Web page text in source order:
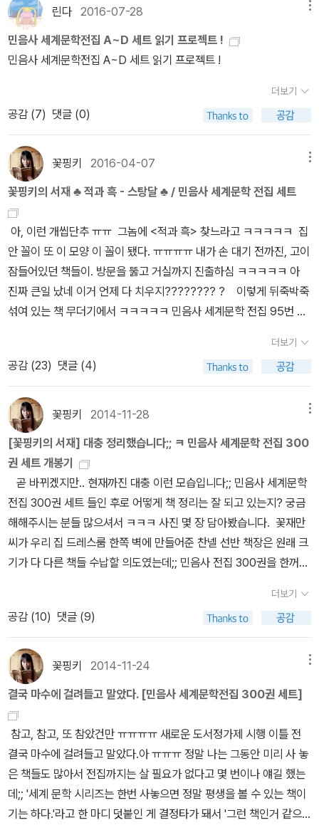
그런데 하앜 ㅠㅠ 이놈에 <참을 수 없는 존재의 가벼움>을 아무리 찾
아봐도 못 찾겠는 거시다. ㅠㅠ 그래서 나는 또 온 집안을 뒤집어엎으
며 <참을 수 없는 존재의 가벼움>을 찾으러 다녔고! 다행히 꽂아 놓
기를, 번호 순서대로 해두었기에 책 번호가 몇 번인지만 알면 되는
데.. 앜! 또 인터넷을 켜서, 알라딘에 들어가서, 밀란 쿤데라를 입력하
고, 참을 수 없는 존재의 가벼움을 쳐서, 책 번호가 몇 번인지 보려니
며칠을 좀 있다 찾아야지, 내일 찾아야지, 모레는 꼭 찾아야지. 하다가
드디어 찾았다~!! 야호! △ 사진 : 꽃핑키의 서재, 거실 책장 풍경.jpg
<참을 수 없는 존재의 가벼움>은 서재 말고 거실 책장에 있었던 것이
다!! 큭큭. 그런데 미치겠다 ㅋㅋㅋㅋㅋㅋㅋㅋㅋㅋ 또 문제가 생겨버
렸다. 참을 수 없는 존재의 가벼움은 민음사 세계문학전집 234번
그러니까 거실 책장 맨 꼭대기층 첫 번째 칸에 자리 잡고 있는 거
다. △ 사진 : 꽃핑키의 서재, 거실 책장 꼭대기층 확대.jpg 하아. 그러
니까 <참을 수 없는 존재의 가벼움>을 꺼내려면 의자를 책장 아래에
끌어다 놓고, 자빠지지 않게 조심하며 위태위태 의자위로 올라가서,
없는 존재의 가벼움> 책등을 신중하게 자알~ 걸어서, 책을 뽑아야 하
는데.. 앜! 그 과정이 어찌나 귀찮은지 ㅋㅋㅋㅋㅋㅋㅋㅋㅋㅋ ㅋㅋ
ㅋ (사진 찍고 포스팅할 시간에 ㅋㅋㅋㅋㅋㅋㅋ 얼른 꺼내겠닼ㅋㅋㅋ
ㅋ ㅋㅋ ) 킄ㄱ킄큭큭큭큭 ㅋㅋㅋㅋ ㅋㅋㅋㅋㅋㅋㅋㅋㅋㅋㅋㅋㅋㅋ
ㅋㅋ 내가 생각해도 내가 좀 미친것 같아 미치겠다. ㅋㅋㅋㅋㅋㅋㅋ
ㅋㅋㅋㅋㅋㅋㅋㅋㅋㅋㅋㅋㅋ 아무튼 그래서, 밀란 쿤데라의 참을 수
없는 존재의 가벼움은 아직도 여전히 우리집 거실 책장 맨 꼭대기층
에 그대로 있고 나는 참을 수 없는 존재의 가벼움만 생각하면 속이 울
렁울렁 토.가 나올 것만 같으다. (그도 그럴 것이 이 글을 쓰는 동안,
도대체 참을 수 없는 존재의 가벼움이란 말을 도대체 몇 번이나? 쓰
는지!!! ㅋ ) 도대체 왜??? <참을 수 없는 존재의 가벼움>은 나에겐
이다지도 '안' 참을 수 없는 존재의 '무거움'을 주는건지 엉엉 ㅠㅠ 이
글을 보는 마음씨 착한 누군가가 <참을 수 없는 존재의 가벼움>을 좀
씨 보고 있놔?????????? ㅋㅋ) [꽃핑키의서재] 예전 버전 자세히
보시고 싶은 분은 클릭해보셔융:▶ https://pinky2833.blog.me/2
20690251325 ♡ 오늘도 좋아요, 눌러 주셔서 무한 감사드립니다!
저도 좋아합니다 ♡_♡ ㅋㅋㅋ
린다 2016-07-28
민음사 세계문학전집 A~D 세트 읽기 프로젝트 !
민음사 세계문학전집 A~D 세트 읽기 프로젝트 !
더보기
공감 (7) 댓글 (0)
꽃핑키 2016-04-07
꽃핑키의 서재 ♣ 적과 흑 - 스탕달 ♣ / 민음사 세계문학 전집 세트
아, 이런 개씹단추 ㅠㅠ 그놈에 <적과 흑> 찾느라고 ㅋㅋㅋㅋㅋ 집
안 꼴이 또 이 모양 이 꼴이 됐다. ㅠㅠㅠㅠ 내가 손 대기 전까진, 고이
잠들어있던 책들이. 방문을 뚫고 거실까지 진출하심 ㅋㅋㅋㅋㅋ 아
진짜 큰일 났네 이거 언제 다 치우지???????? ? 이렇게 뒤죽박죽
섞여 있는 책 무더기에서 ㅋㅋㅋㅋㅋ 민음사 세계문학 전집 95번 96
루기만 하다가, 더 이상은 미룰 수가 없어서. 책도 찾을 겸. 새 집으로
이사 온 지도 벌써 33일 지났으니 이제부턴 슬슬. 서재 정리도 시작해
야 될 것 같아서;; 제일 먼저 이 많은 책들 중에서 <민음사 세계문학
전집> 골라내기부터 시작했다. △ 음.. 가볍게 이 정도? 정리하면 <
적과 흑>을 찾을 수 있을 줄 알았다;; △ 이 정도 정리하면? 설
마??? 나올 줄 알았다 ㅠㅠ △ 이런 우라질!!! 이만큼이나 정리했는
데도 안 나온다. ㅠㅠㅠㅠ △ 설마;; 벌써 나왔는데? 내가 미처 못 보
고 섞여 들어갔나 싶어서 차근차근 한 줄씩 다시 확인 작업! 아씨! 시
간 아까워 ㅠㅠ 없다, ㅠㅠㅠㅠ 없는 게 맞다 ㅠㅠㅠㅠㅠ 이 정도 찾다
가 열받아서, 우리 집에 있는 책 찾는 시간 보다 ㅋㅋㅋ 새로 알라딘에
주문하고 배송받는 게 훨씬 빠르겠다! 포기하려던 찰나, 스탕달의
<적과 흑>을 발견!!! 앗싸 돈 굳었다. ㅋㅋㅋㅋ 찾은 보람이 있습니
다. ㅋㅋㅋㅋㅋㅋㅋㅋㅋㅋ 오늘 아침에도 눈 뜨자마자 이 책을 제일
먼저 손에 잡고 읽었을 만큼요! 사실 어제 찾아서 아직 <적과 흑> 1
리게 읽는 저는 (30분에 35쪽 읽습니다;) 적과 흑 1권 442쪽 + 적
과 흑 2권 462쪽 = 합쳐서 904쪽을 다 읽으려면 앞으로 몇 시간?
몇 날 며칠을 더 투자해야 할지? 계산도 할 수 없지만 ㅋㅋ 하여튼,
제목도 적과 흑!! 저자 이름도 스탕달,이라니 ㅋㅋㅋㅋㅋㅋㅋㅋㅋㅋ
ㅋㅋㅋㅋㅋㅋ내가 이런 책을 읽고 있다는 것 자체만으로도 너무 폼
나고 좋지 않습니까? ㅋㅋ ㅋㅋ 내용은 2013년부터 읽기 시작해
서 2016년 4월 6일 현재까지도 완독을 못하고 있는;; <안나 카레니
나> 비스므리하게? 막장 드라마 느낌이 초반부터 솔솔 나기 시작합
니다. ㅋㅋㅋ 개인적으로 러시아 이름들 보다 프랑스 이름이 잘 읽혀
더보기
공감 (23) 댓글 (4)
꽃핑키 2014-11-28
[꽃핑키의 서재] 대충 정리했습니다;; ㅋ 민음사 세계문학 전집 300
권 세트 개봉기
곧 바뀌겠지만.. 현재까진 대충 이런 모습입니다;; 민음사 세계문학
전집 300권 세트 들인 후로 어떻게 책 정리는 잘 되고 있는지? 궁금
해해주시는 분들 많으셔서 ㅋㅋㅋ 사진 몇 장 담아봤습니다. 꽃재만
씨가 우리 집 드레스룸 한쪽 벽에 만들어준 찬넬 선반 책장은 원래 크
기가 다 다른 책들 수납할 의도였는데;; 민음사 전집 300권을 한꺼번
다. 300권 나누기 선반 5칸 = 60권 이런 계산으로 ㅋㅋ 한 칸에 1번
부터 60번까지 6의 배수로 5칸 채웠습니다. 책 높이 안 맞는 거 참
거슬려 하는 사람이라서 ㅋㅋ 곧 리모델링 들어가겠지만 ㅋㅋ 300권
을 방바닥에 다 깔아 둘 수도 없어서 ㅋㅋ 임시로 ㅋㅋ 300권 세트
주문하면 총 6박스가 오는데 한 서너 박스만 풀어서 방바닥에 깔아도
ㅋ 벌써부터 발 디딜 틈이 없어짐 ㅋㅋ 나머지 박스들도 뜯어 한 권
한 권 ㅋㅋ 꺼내봅니다. 마지막 박스에는 맨 위에 민음사 세계문학
전집 해설집? 아니다, 요약본이라고 해야 하나? ㅋ 암튼, 2012 도
서 목록 1권 ~ 300권 목록이 있는데 저는 이 책이 참 마음에 들더라
구요. 각 권마다의 책 표지 & 저자 사진 & 간단한 약력이랑 & 책 줄
거리 적혀있어요 ㅋㅋ 다음에 기회가 된다면 자세히 리뷰할게요! ㅋ
ㅋ 그나저나..;;; 정가 그대로 주고 구매하는 경우는 설마???? 이렇
더보기
공감 (10) 댓글 (9)
꽃핑키 2014-11-24
결국 마수에 걸려들고 말았다. [민음사 세계문학전집 300권 세트]
참고, 참고, 또 참았건만 ㅠㅠㅠㅠ 새로운 도서정가제 시행 이틀 전
결국 마수에 걸려들고 말았다.아 ㅠㅠㅠ 정말 나는 그동안 미리 사 놓
은 책들도 많아서 전집까지는 살 필요가 없다고 몇 번이나 얘길 했는
데;; '세계 문학 시리즈는 한번 사놓으면 정말 평생을 볼 수 있는 책이
기는 하다.'라고 한 마디 덧붙인 게 결정타가 돼서 '그런 책인거 같으